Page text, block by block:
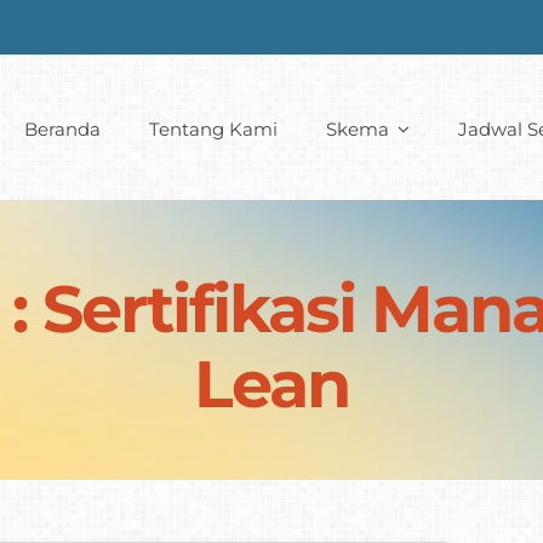
Beranda Tentang Kami Skema Jadwal
Sertifikasi
Lean